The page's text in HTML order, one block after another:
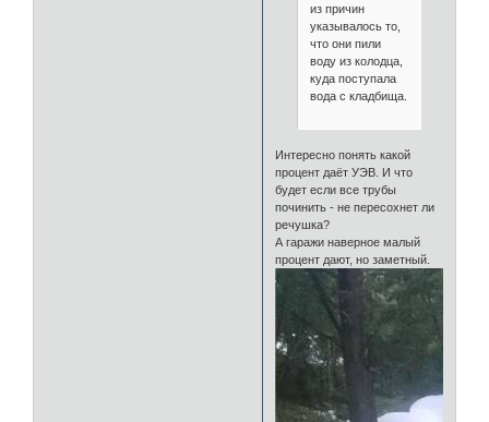
из причин
указывалось то,
что они пили
воду из колодца,
куда поступала
вода с кладбища.
Интересно понять какой
процент даёт УЭВ. И что
будет если все трубы
починить - не пересохнет ли
речушка?
А гаражи наверное малый
процент дают, но заметный.